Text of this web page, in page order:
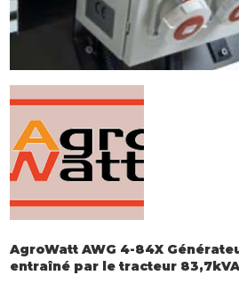
AgroWatt AWG 4-84X
entraîné par le tracteur